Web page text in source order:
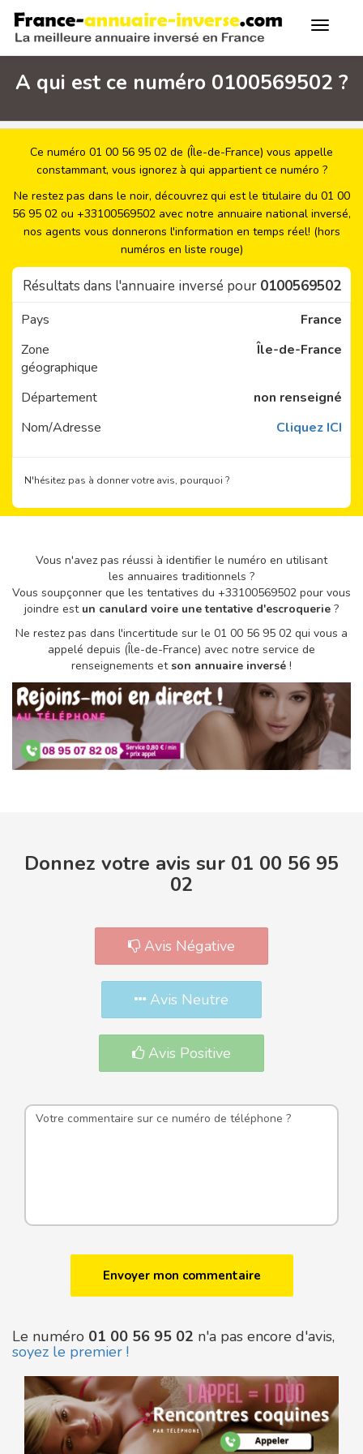
A qui est ce numéro 0100569502 ?
Ce numéro 01 00 56 95 02 de (Île-de-France) vous appelle
constammant, vous ignorez à qui appartient ce numéro ?
Ne restez pas dans le noir, découvrez qui est le titulaire du 01 00
56 95 02 ou +33100569502 avec notre annuaire national inversé,
nos agents vous donnerons l'information en temps réel! (hors
numéros en liste rouge)
Résultats dans l'annuaire inversé pour 0100569502
Pays
France
Zone
géographique
Île-de-France
Département
non renseigné
Nom/Adresse
Cliquez ICI
N'hésitez pas à donner votre avis, pourquoi ?
Vous n'avez pas réussi à identifier le numéro en utilisant
les annuaires traditionnels ?
Vous soupçonner que les tentatives du +33100569502 pour vous
joindre est un canulard voire une tentative d'escroquerie ?
Ne restez pas dans l'incertitude sur le 01 00 56 95 02 qui vous a
appelé depuis (Île-de-France) avec notre service de
renseignements et son annuaire inversé !
Donnez votre avis sur 01 00 56 95
02
Avis Négative
Avis Neutre
Avis Positive
Le numéro 01 00 56 95 02 n'a pas encore d'avis,
soyez le premier !